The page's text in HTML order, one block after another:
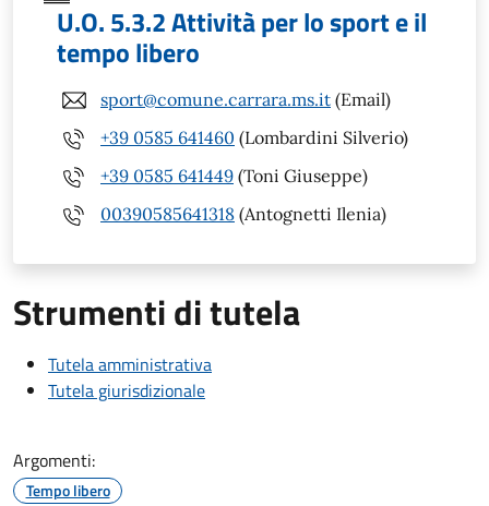
U.O. 5.3.2 Attività per lo sport e il
tempo libero
sport@comune.carrara.ms.it (Email)
+39 0585 641460 (Lombardini Silverio)
+39 0585 641449 (Toni Giuseppe)
00390585641318 (Antognetti Ilenia)
Strumenti di tutela
Tutela amministrativa
Tutela giurisdizionale
Argomenti:
Tempo libero